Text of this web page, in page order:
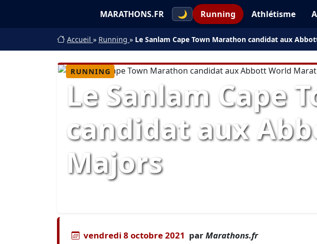
MARATHONS.FR 🌙 Running Athlétisme
Accueil » Running » Le Sanlam Cape Town Marathon candidat aux
RUNNING
Le Sanlam Cape
candidat aux
Majors
vendredi 8 octobre 2021 parMarathons.fr